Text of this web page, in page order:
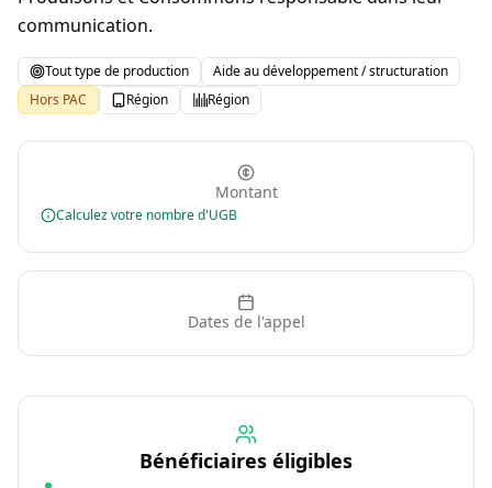
communication.
Tout type de production
Aide au développement / structuration
Hors PAC
Région Région
Montant
Calculez votre nombre d'UGB
Dates de l'appel
Bénéficiaires éligibles